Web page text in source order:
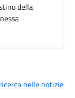
della
nelle notizie